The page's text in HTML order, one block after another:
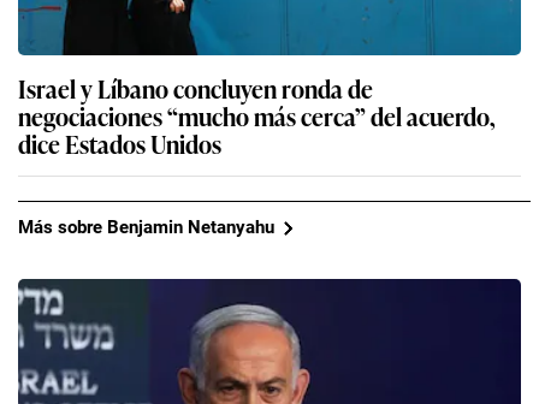
Israel y Líbano concluyen ronda de
negociaciones “mucho más cerca” del acuerdo,
dice Estados Unidos
Más sobre Benjamin Netanyahu